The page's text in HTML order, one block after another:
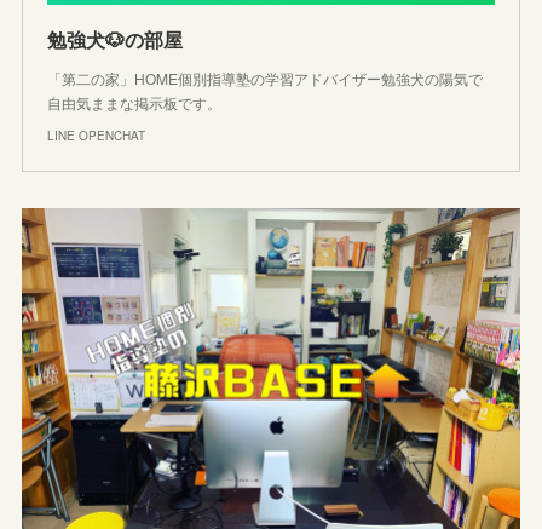
勉強犬🐶の部屋
「第二の家」HOME個別指導塾の学習アドバイザー勉強犬の陽気で
自由気ままな掲示板です。
LINE OPENCHAT